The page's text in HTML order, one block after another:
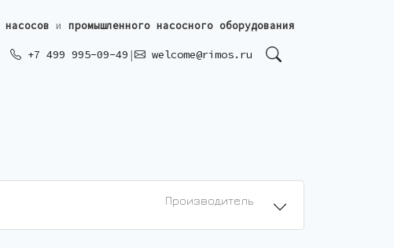
насосов и промышленного насосного оборудования
+7 499 995-09-49 | welcome@rimos.ru
Производитель